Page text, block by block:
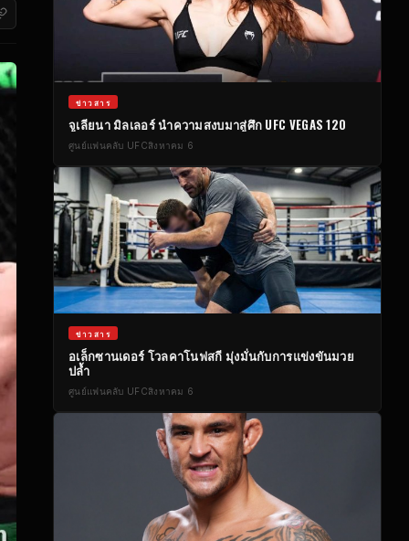
ข่าวสาร
จูเลียนา มิลเลอร์ นำความสงบมาสู่ศึก UFC VEGAS 120
ศูนย์แฟนคลับ UFCสิงหาคม 6
ข่าวสาร
อเล็กซานเดอร์ โวลคาโนฟสกี มุ่งมั่นกับการแข่งขันมวย
ปล้ำ
ศูนย์แฟนคลับ UFCสิงหาคม 6